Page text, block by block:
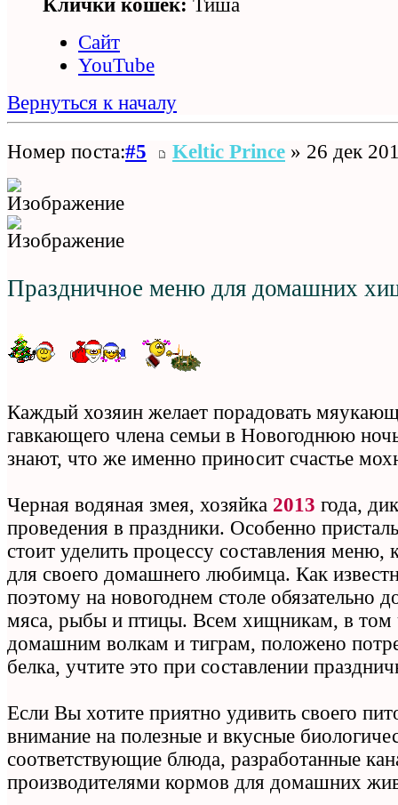
Клички кошек: Тиша
Сайт
YouTube
Вернуться к началу
Номер поста:#5 Keltic Prince » 26 дек
Праздничное меню для домашних
Каждый хозяин желает порадовать
гавкающего члена семьи в Новогоднюю
знают, что же именно приносит счастье
Черная водяная змея, хозяйка 2013 года,
проведения в праздники. Особенно
стоит уделить процессу составления меню,
для своего домашнего любимца. Как
поэтому на новогоднем столе обязательно
мяса, рыбы и птицы. Всем хищникам, в том
домашним волкам и тиграм, положено
белка, учтите это при составлении
Если Вы хотите приятно удивить своего
внимание на полезные и вкусные
соответствующие блюда, разработанные
производителями кормов для домашних